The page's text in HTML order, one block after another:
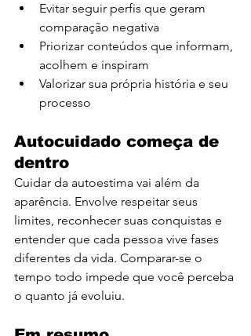
Evitar seguir perfis que geram
comparação negativa
Priorizar conteúdos que informam,
acolhem e inspiram
Valorizar sua própria história e seu
processo
Autocuidado começa de
dentro
Cuidar da autoestima vai além da
aparência. Envolve respeitar seus
limites, reconhecer suas conquistas e
entender que cada pessoa vive fases
diferentes da vida. Comparar-se o
tempo todo impede que você perceba
o quanto já evoluiu.